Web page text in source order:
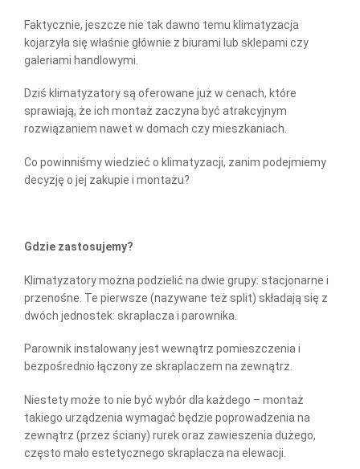
Faktycznie, jeszcze nie tak dawno temu klimatyzacja
kojarzyła się właśnie głównie z biurami lub sklepami czy
galeriami handlowymi.
Dziś klimatyzatory są oferowane już w cenach, które
sprawiają, że ich montaż zaczyna być atrakcyjnym
rozwiązaniem nawet w domach czy mieszkaniach.
Co powinniśmy wiedzieć o klimatyzacji, zanim podejmiemy
decyzję o jej zakupie i montażu?
Gdzie zastosujemy?
Klimatyzatory można podzielić na dwie grupy: stacjonarne i
przenośne. Te pierwsze (nazywane też split) składają się z
dwóch jednostek: skraplacza i parownika.
Parownik instalowany jest wewnątrz pomieszczenia i
bezpośrednio łączony ze skraplaczem na zewnątrz.
Niestety może to nie być wybór dla każdego – montaż
takiego urządzenia wymagać będzie poprowadzenia na
zewnątrz (przez ściany) rurek oraz zawieszenia dużego,
często mało estetycznego skraplacza na elewacji.